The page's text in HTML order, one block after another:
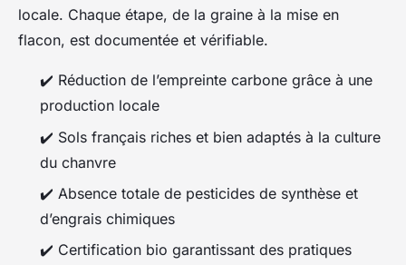
locale. Chaque étape, de la graine à la mise en
flacon, est documentée et vérifiable.
✔️ Réduction de l’empreinte carbone grâce à une
production locale
✔️ Sols français riches et bien adaptés à la culture
du chanvre
✔️ Absence totale de pesticides de synthèse et
d’engrais chimiques
✔️ Certification bio garantissant des pratiques